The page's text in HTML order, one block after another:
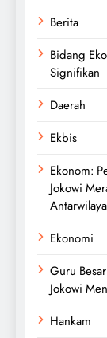
Berita
Bidang
Signifikan
Daerah
Ekbis
Ekonom:
Jokowi
Ekonomi
Guru
Jokowi
Hankam